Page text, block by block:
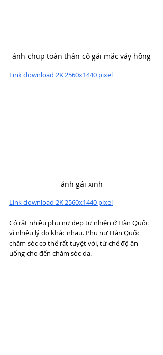
ảnh chụp toàn thân cô gái mặc váy hồng
Link download 2K 2560x1440 pixel
ảnh gái xinh
Link download 2K 2560x1440 pixel
Có rất nhiều phụ nữ đẹp tự nhiên ở Hàn Quốc
vì nhiều lý do khác nhau. Phụ nữ Hàn Quốc
chăm sóc cơ thể rất tuyệt vời, từ chế độ ăn
uống cho đến chăm sóc da.